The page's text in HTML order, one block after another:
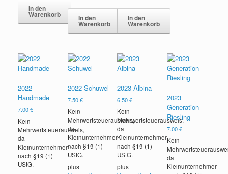
In den
Warenkorb In den
Warenkorb
In den
Warenkorb
2022
Handmade
7.00€
Kein
Mehrwertsteuerausweis,
da
Kleinunternehmer
nach §19 (1)
UStG.
2022 Schuwel
7.50€
Kein
Mehrwertsteuerausweis,
da
Kleinunternehmer
nach §19 (1)
UStG.
plus
2023 Albina
6.50€
Kein
Mehrwertsteuerausweis,
da
Kleinunternehmer
nach §19 (1)
UStG.
plus
2023
Generation
Riesling
7.00€
Kein
da
Kleinunternehmer